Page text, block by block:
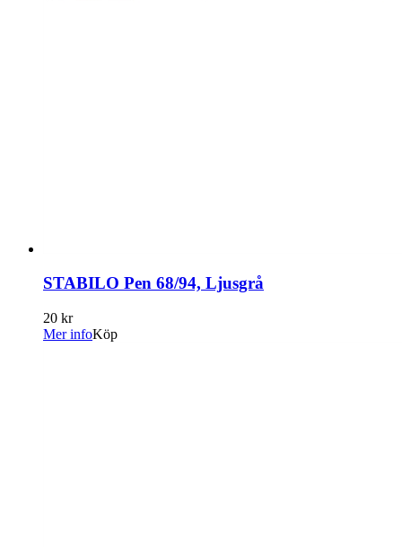
STABILO Pen 68/94, Ljusgrå
20 kr
Mer infoKöp